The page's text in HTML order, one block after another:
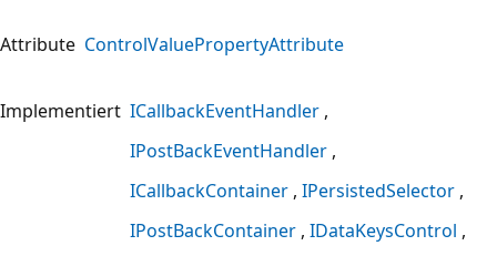
Attribute ControlValuePropertyAttribute
Implementiert ICallbackEventHandler
IPostBackEventHandler
ICallbackContainer IPersistedSelector
IPostBackContainer IDataKeysControl